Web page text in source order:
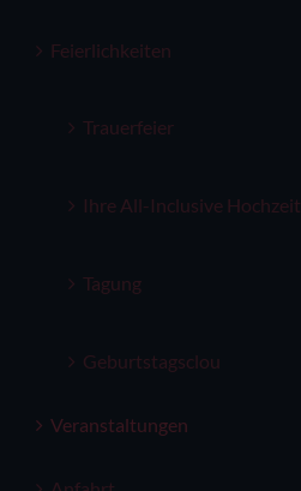
Feierlichkeiten
Trauerfeier
Ihre All-Inclusive Hochzeit
Tagung
Geburtstagsclou
Veranstaltungen